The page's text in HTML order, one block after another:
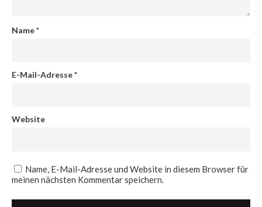
Name*
E-Mail-Adresse*
Website
Name, E-Mail-Adresse und Website in diesem Browser für
meinen nächsten Kommentar speichern.